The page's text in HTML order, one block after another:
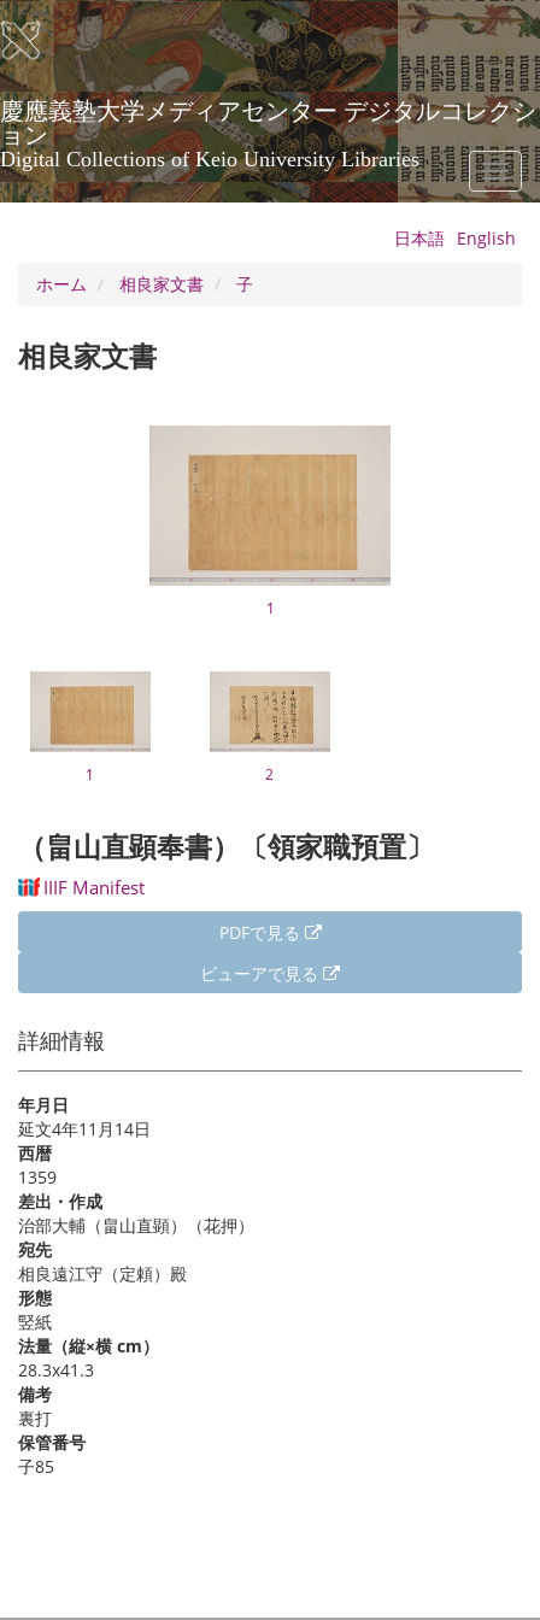
メ
イ
ン
コ
ン
テ
ン
ツ
に
慶應義塾大学メディアセンター デジタルコレクシ
ョン
Digital Collections of Keio University Libraries
Toggle
日本語 English
ホーム
相良家文書 子
相良家文書
1
1 2
（畠山直顕奉書）〔領家職預置〕
IIIF Manifest
PDFで見る
ビューアで見る
詳細情報
年月日
延文4年11月14日
西暦
1359
差出・作成
治部大輔（畠山直顕）（花押）
宛先
相良遠江守（定頼）殿
形態
竪紙
法量（縦×横 cm）
28.3x41.3
備考
裏打
保管番号
子85